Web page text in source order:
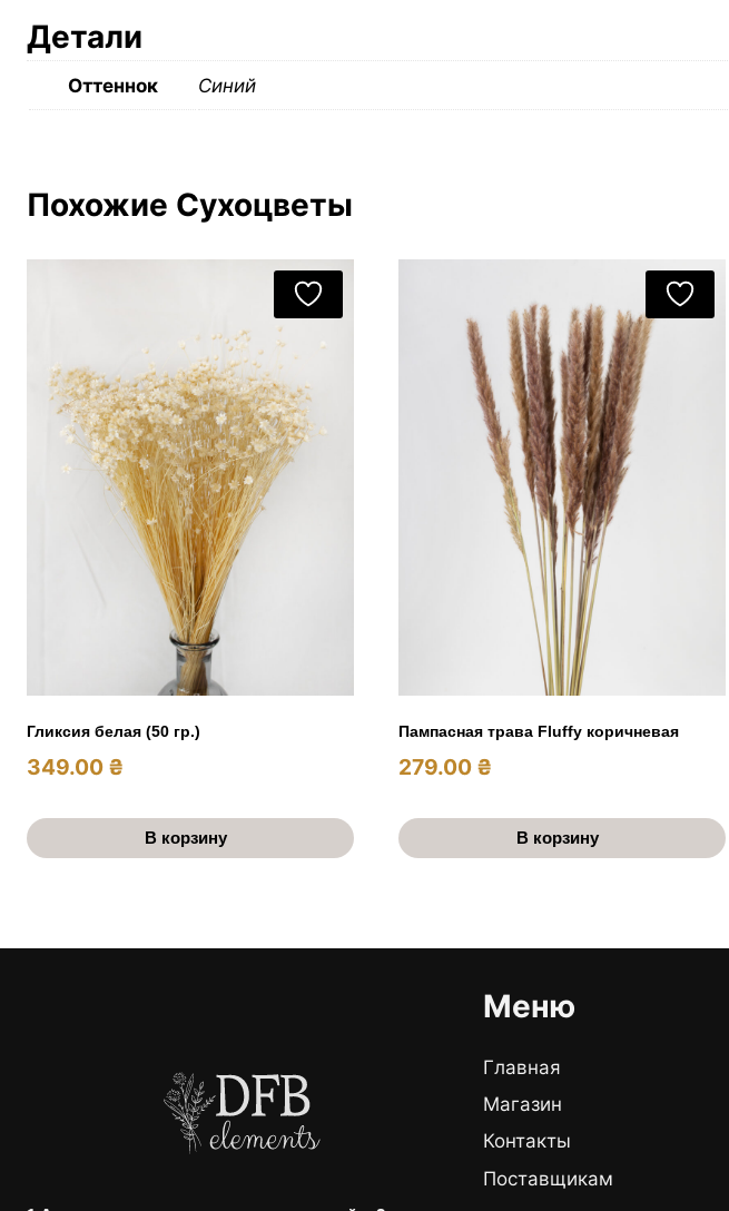
Детали
Оттеннок Синий
Похожие Сухоцветы
Гликсия белая (50 гр.)
349.00 ₴
В корзину
Пампасная трава Fluffy коричневая
279.00 ₴
В корзину
Меню
Главная
Магазин
Контакты
Поставщикам